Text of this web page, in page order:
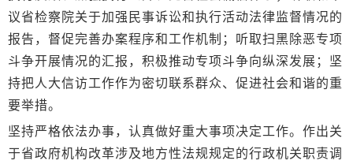
议省检察院关于加强民事诉讼和执行活动法律监督情况的
报告，督促完善办案程序和工作机制；听取扫黑除恶专项
斗争开展情况的汇报，积极推动专项斗争向纵深发展；坚
持把人大信访工作作为密切联系群众、促进社会和谐的重
要举措。
坚持严格依法办事，认真做好重大事项决定工作。作出关
于省政府机构改革涉及地方性法规规定的行政机关职责调